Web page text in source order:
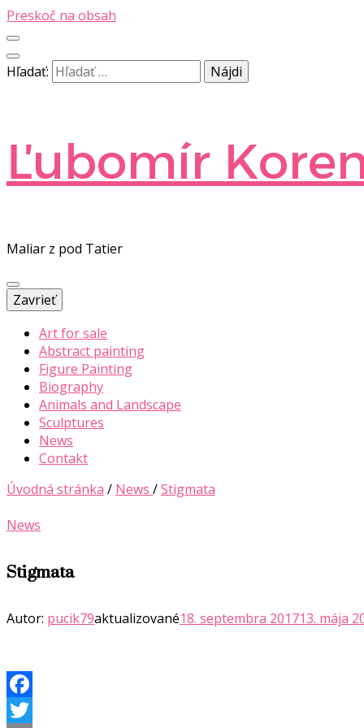
Preskoč na obsah
Hľadať:
Ľubomír
Maliar z pod Tatier
Zavrieť
Art for sale
Abstract painting
Figure Painting
Biography
Animals and Landscape
Sculptures
News
Contakt
Úvodná stránka / News /Stigmata
News
Stigmata
Autor: pucik79aktualizované18. septembra 201713. mája
Facebook